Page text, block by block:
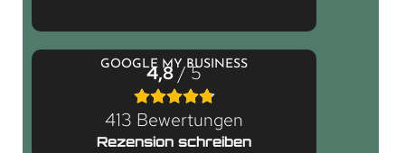
GOOGLE MY BUSINESS
4,8/ 5
413 Bewertungen
Rezension schreiben